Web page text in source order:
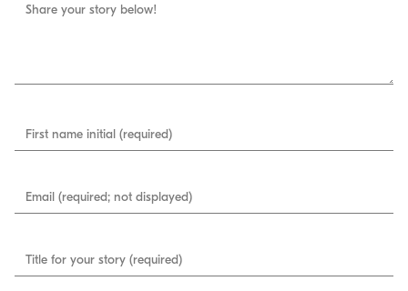
Share your story below!
First name initial (required)
Email (required; not displayed)
Title for your story (required)